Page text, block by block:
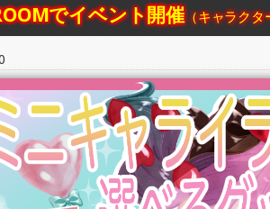
でイベント開催（ポストカード制作・PRイ
でイベント開催（PETコースター制作・PR
でイベント開催 （キャラク